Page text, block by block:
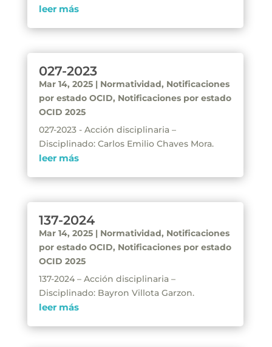
leer más
027-2023
Mar 14, 2025| Normatividad, Notificaciones
por estado OCID, Notificaciones por estado
OCID 2025
027-2023 - Acción disciplinaria –
Disciplinado: Carlos Emilio Chaves Mora.
leer más
137-2024
Mar 14, 2025| Normatividad, Notificaciones
por estado OCID, Notificaciones por estado
OCID 2025
137-2024 – Acción disciplinaria –
Disciplinado: Bayron Villota Garzon.
leer más